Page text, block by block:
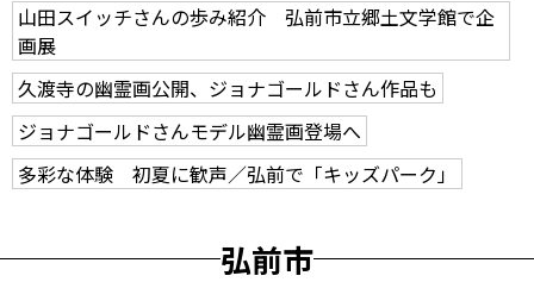
山田スイッチさんの歩み紹介 弘前市立郷土文学館で企
画展
久渡寺の幽霊画公開、ジョナゴールドさん作品も
ジョナゴールドさんモデル幽霊画登場へ
多彩な体験 初夏に歓声／弘前で「キッズパーク」
弘前市